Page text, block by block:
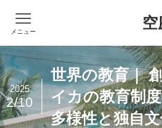
空
メニュー
世界の教育｜
イカの教育制
多様性と独自
2025
2/10